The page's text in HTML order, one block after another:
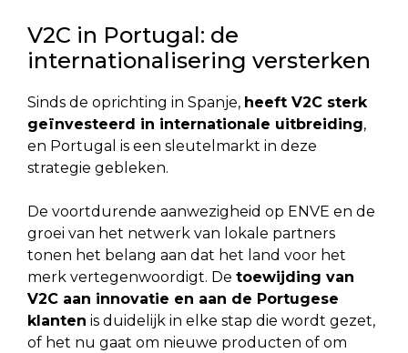
V2C in Portugal: de
internationalisering versterken
Sinds de oprichting in Spanje, heeft V2C sterk
geïnvesteerd in internationale uitbreiding,
en Portugal is een sleutelmarkt in deze
strategie gebleken.
De voortdurende aanwezigheid op ENVE en de
groei van het netwerk van lokale partners
tonen het belang aan dat het land voor het
merk vertegenwoordigt. De toewijding van
V2C aan innovatie en aan de Portugese
klanten is duidelijk in elke stap die wordt gezet,
of het nu gaat om nieuwe producten of om